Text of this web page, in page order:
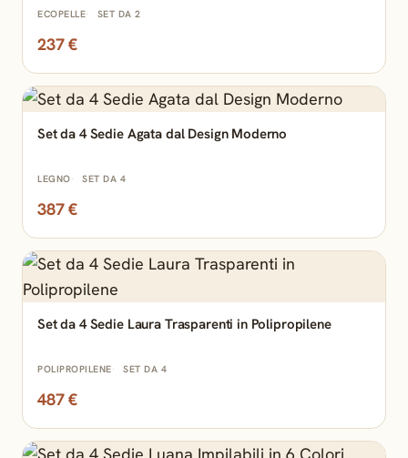
ECOPELLE SET DA 2
237 €
Set da 4 Sedie Agata dal Design Moderno
LEGNO SET DA 4
387 €
Set da 4 Sedie Laura Trasparenti in Polipropilene
POLIPROPILENE SET DA 4
487 €